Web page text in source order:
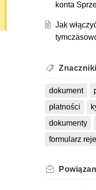
konta
Jak
Znaczniki
dokument
płatności
dokumenty
formularz